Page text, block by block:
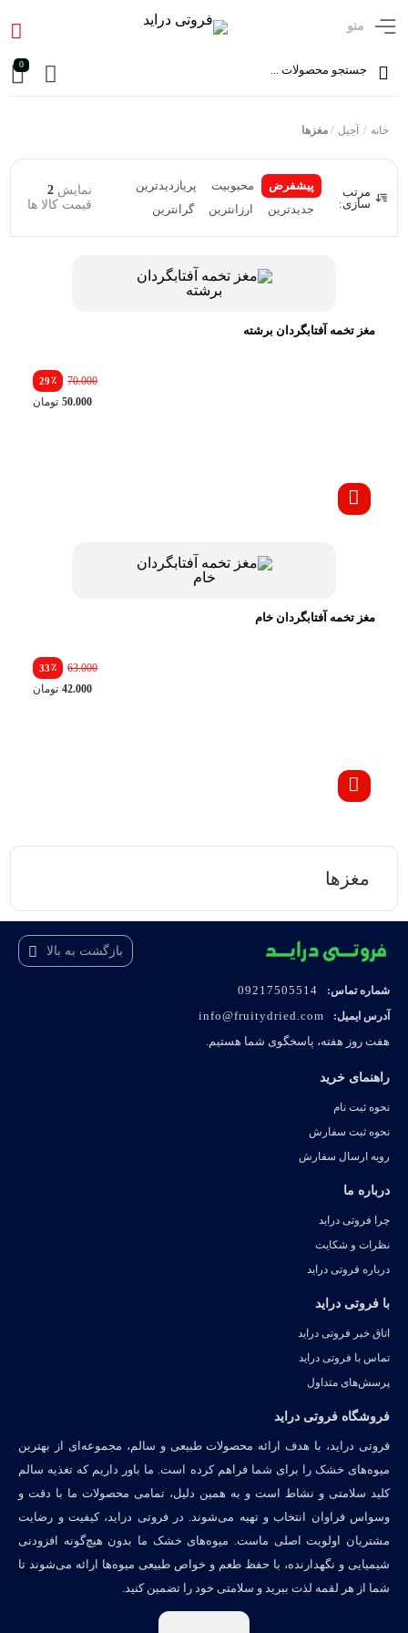
منو
0
خانه / آجیل /مغزها
مرتب
سازی:
پیشفرض محبوبیت
پربازدیدترین
جدیدترین
ارزانترین گرانترین
نمایش 2
قیمت کالا ها
مغز تخمه آفتابگردان برشته
٪29
70.000
تومان 50.000
مغز تخمه آفتابگردان خام
٪33
63.000
تومان 42.000
مغزها
بازگشت به بالا
شماره تماس: 09217505514
آدرس ایمیل:
info@fruitydried.com
هفت روز هفته، پاسخگوی شما هستیم.
راهنمای خرید
نحوه ثبت نام
نحوه ثبت سفارش
رویه ارسال سفارش
درباره ما
چرا فروتی دراید
نظرات و شکایت
درباره فروتی دراید
با فروتی دراید
اتاق خبر فروتی دراید
تماس با فروتی دراید
پرسش‌های متداول
فروشگاه فروتی دراید
فروتی دراید، با هدف ارائه محصولات طبیعی و سالم، مجموعه‌ای از بهترین
میوه‌های خشک را برای شما فراهم کرده است. ما باور داریم که تغذیه سالم
کلید سلامتی و نشاط است و به همین دلیل، تمامی محصولات ما با دقت و
وسواس فراوان انتخاب و تهیه می‌شوند. در فروتی دراید، کیفیت و رضایت
مشتریان اولویت اصلی ماست. میوه‌های خشک ما بدون هیچ‌گونه افزودنی
شیمیایی و نگهدارنده، با حفظ طعم و خواص طبیعی میوه‌ها ارائه می‌شوند تا
شما از هر لقمه لذت ببرید و سلامتی خود را تضمین کنید.